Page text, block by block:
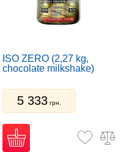
ISO ZERO (2,27 kg,
chocolate milkshake)
5 333 грн.